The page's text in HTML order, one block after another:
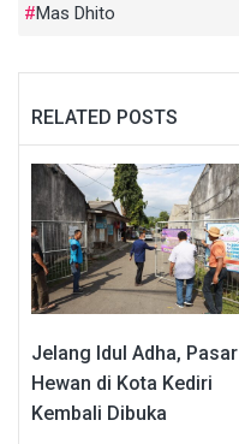
Mas Dhito
RELATED POSTS
Jelang Idul Adha, Pasar
Hewan di Kota Kediri
Kembali Dibuka